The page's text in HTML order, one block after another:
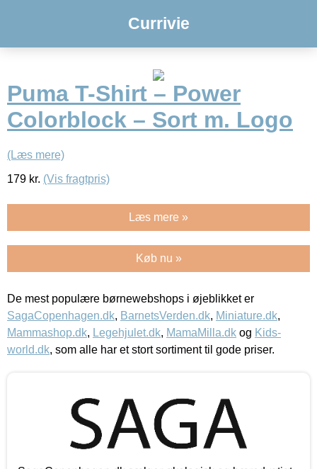
Currivie
Puma T-Shirt – Power
Colorblock – Sort m. Logo
(Læs mere)
179 kr. (Vis fragtpris)
Læs mere »
Køb nu »
De mest populære børnewebshops i øjeblikket er
SagaCopenhagen.dk, BarnetsVerden.dk, Miniature.dk,
Mammashop.dk, Legehjulet.dk, MamaMilla.dk og Kids-
world.dk, som alle har et stort sortiment til gode priser.